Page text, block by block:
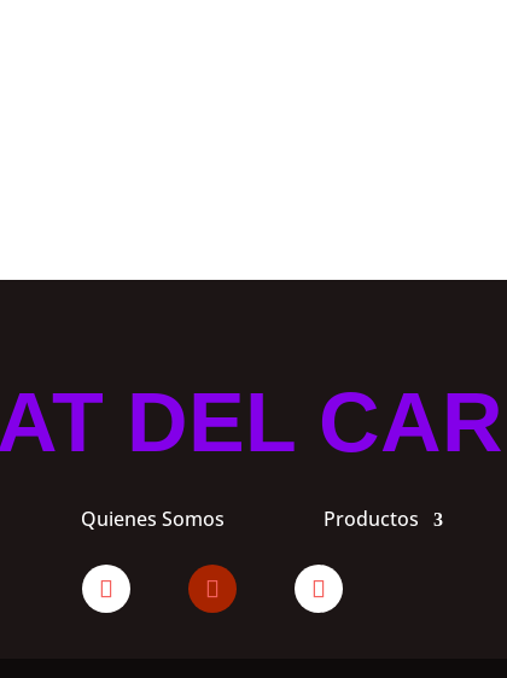
DEL
Quienes Somos Productos